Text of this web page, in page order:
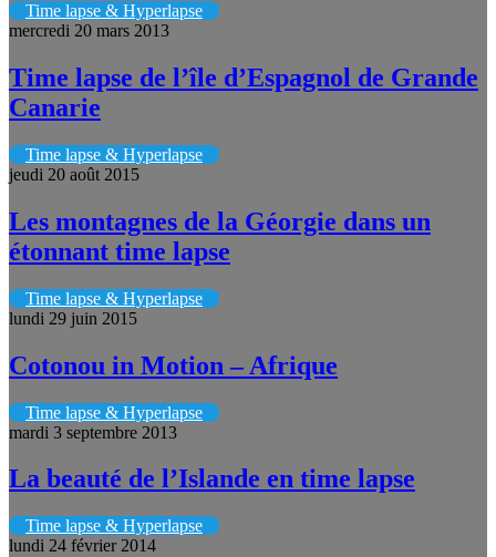
Time lapse & Hyperlapse
mercredi 20 mars 2013
Time lapse de l’île d’Espagnol de Grande
Canarie
Time lapse & Hyperlapse
jeudi 20 août 2015
Les montagnes de la Géorgie dans un
étonnant time lapse
Time lapse & Hyperlapse
lundi 29 juin 2015
Cotonou in Motion – Afrique
Time lapse & Hyperlapse
mardi 3 septembre 2013
La beauté de l’Islande en time lapse
Time lapse & Hyperlapse
lundi 24 février 2014